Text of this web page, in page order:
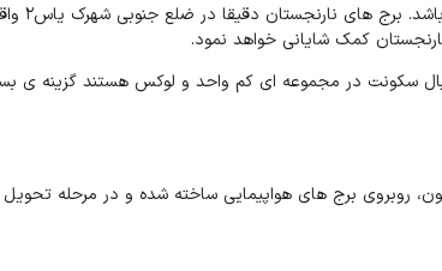
از مزایای پروژه
کمک شایانی خواهد نمود.
سکونت در مجموعه ای کم واحد و لوکس هستند گزینه ی
علوم فنون، روبروی برج های هواپیمایی ساخته شده و در مرحله